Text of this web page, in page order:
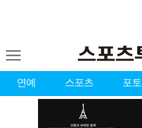
연예 스포츠 포토